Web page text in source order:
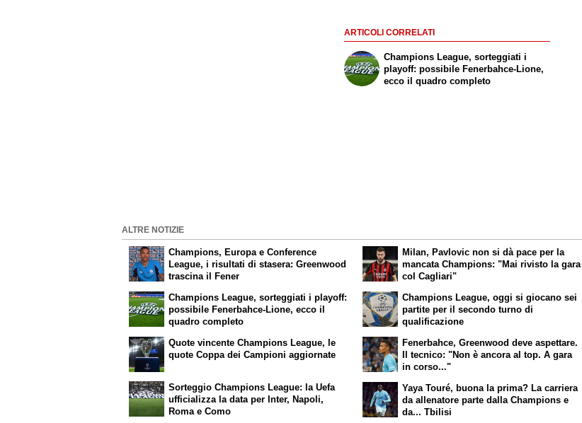
ARTICOLI CORRELATI
Champions League, sorteggiati i
playoff: possibile Fenerbahce-Lione,
ecco il quadro completo
ALTRE NOTIZIE
Champions, Europa e Conference
League, i risultati di stasera: Greenwood
trascina il Fener
Champions League, sorteggiati i playoff:
possibile Fenerbahce-Lione, ecco il
quadro completo
Milan, Pavlovic non si dà pace per la
mancata Champions: "Mai rivisto la gara
col Cagliari"
Champions League, oggi si giocano sei
partite per il secondo turno di
qualificazione
Quote vincente Champions League, le
quote Coppa dei Campioni aggiornate
Sorteggio Champions League: la Uefa
ufficializza la data per Inter, Napoli,
Roma e Como
Fenerbahce, Greenwood deve aspettare.
Il tecnico: "Non è ancora al top. A gara
in corso..."
Yaya Touré, buona la prima? La carriera
da allenatore parte dalla Champions e
da... Tbilisi